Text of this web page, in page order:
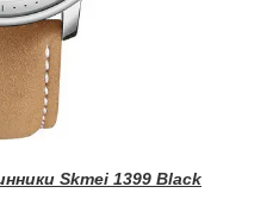
Skmei 1399 Black